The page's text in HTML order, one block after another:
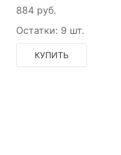
884 руб.
Остатки: 9 шт.
КУПИТЬ